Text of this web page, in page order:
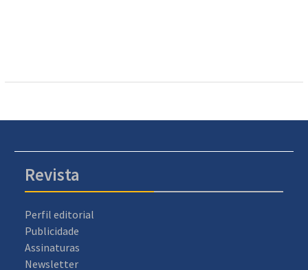
Revista
Perfil editorial
Publicidade
Assinaturas
Newsletter